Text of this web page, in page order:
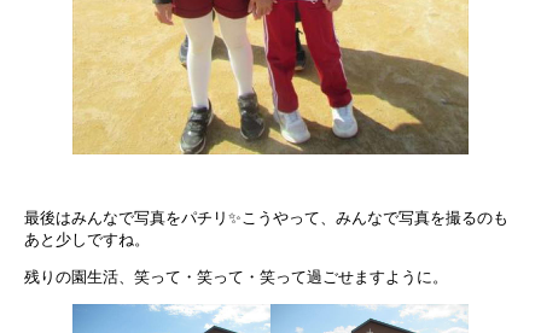
最後はみんなで写真をパチリ✨こうやって、みんなで写真を撮るのも
あと少しですね。
残りの園生活、笑って・笑って・笑って過ごせますように。